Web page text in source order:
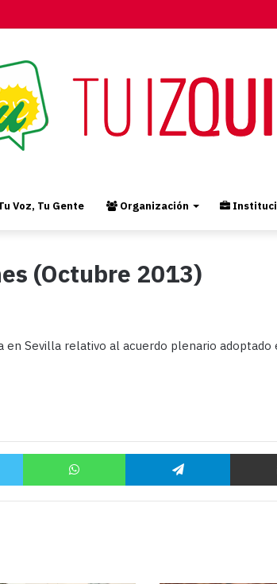
Voz, Tu Gente Organización
(Octubre 2013)
en Sevilla relativo al acuerdo plenario adoptado
Twitter WhatsApp Telegram